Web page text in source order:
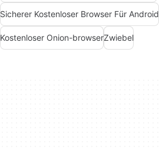
Sicherer Kostenloser Browser Für Android
Kostenloser Onion-browserZwiebel